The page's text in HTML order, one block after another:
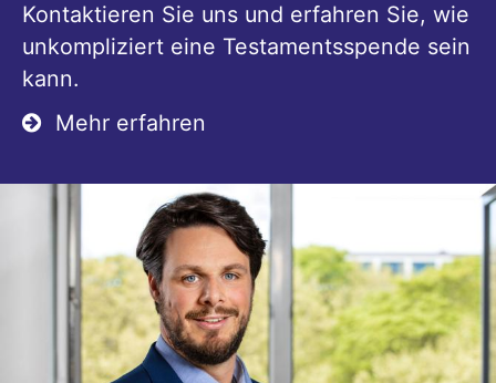
Kontaktieren Sie uns und erfahren Sie, wie
unkompliziert eine Testamentsspende sein
kann.
Mehr erfahren